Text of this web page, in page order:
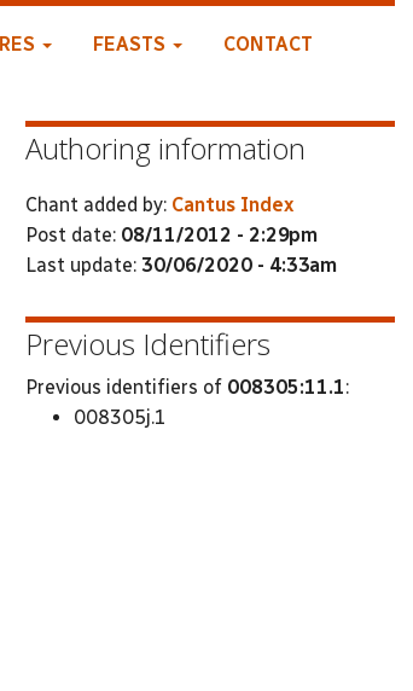
FEASTS CONTACT
Authoring information
Chant added by: Cantus Index
Post date: 08/11/2012 - 2:29pm
Last update: 30/06/2020 - 4:33am
Previous Identifiers
Previous identifiers of 008305:11.1:
008305j.1